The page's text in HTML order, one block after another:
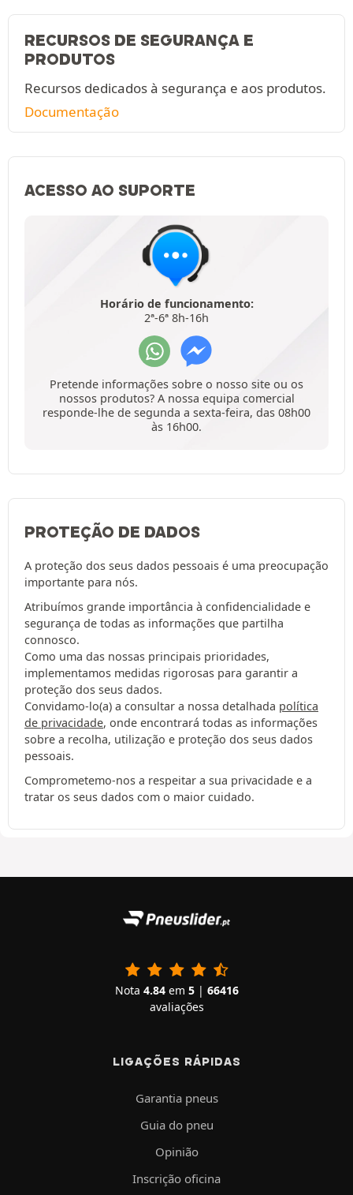
RECURSOS DE SEGURANÇA E
PRODUTOS
Recursos dedicados à segurança e aos produtos.
Documentação
ACESSO AO SUPORTE
Horário de funcionamento:
2ª-6ª 8h-16h
Pretende informações sobre o nosso site ou os
nossos produtos? A nossa equipa comercial
responde-lhe de segunda a sexta-feira, das 08h00
às 16h00.
PROTEÇÃO DE DADOS
A proteção dos seus dados pessoais é uma preocupação
importante para nós.
Atribuímos grande importância à confidencialidade e
segurança de todas as informações que partilha
connosco.
Como uma das nossas principais prioridades,
implementamos medidas rigorosas para garantir a
proteção dos seus dados.
Convidamo-lo(a) a consultar a nossa detalhada política
de privacidade, onde encontrará todas as informações
sobre a recolha, utilização e proteção dos seus dados
pessoais.
Comprometemo-nos a respeitar a sua privacidade e a
tratar os seus dados com o maior cuidado.
Nota 4.84em 5| 66416
avaliações
LIGAÇÕES RÁPIDAS
Garantia pneus
Guia do pneu
Opinião
Inscrição oficina